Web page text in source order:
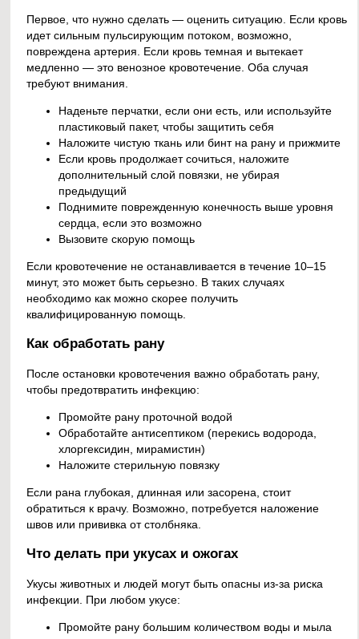
Первое, что нужно сделать — оценить ситуацию. Если кровь
идет сильным пульсирующим потоком, возможно,
повреждена артерия. Если кровь темная и вытекает
медленно — это венозное кровотечение. Оба случая
требуют внимания.
Наденьте перчатки, если они есть, или используйте
пластиковый пакет, чтобы защитить себя
Наложите чистую ткань или бинт на рану и прижмите
Если кровь продолжает сочиться, наложите
дополнительный слой повязки, не убирая
предыдущий
Поднимите поврежденную конечность выше уровня
сердца, если это возможно
Вызовите скорую помощь
Если кровотечение не останавливается в течение 10–15
минут, это может быть серьезно. В таких случаях
необходимо как можно скорее получить
квалифицированную помощь.
Как обработать рану
После остановки кровотечения важно обработать рану,
чтобы предотвратить инфекцию:
Промойте рану проточной водой
Обработайте антисептиком (перекись водорода,
хлоргексидин, мирамистин)
Наложите стерильную повязку
Если рана глубокая, длинная или засорена, стоит
обратиться к врачу. Возможно, потребуется наложение
швов или прививка от столбняка.
Что делать при укусах и ожогах
Укусы животных и людей могут быть опасны из-за риска
инфекции. При любом укусе:
Промойте рану большим количеством воды и мыла